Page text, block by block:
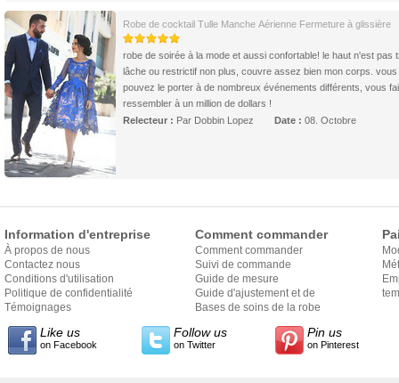
Robe de cocktail Tulle Manche Aérienne Fermeture à glissière
robe de soirée à la mode et aussi confortable! le haut n'est pas
lâche ou restrictif non plus, couvre assez bien mon corps. vous
pouvez le porter à de nombreux événements différents, vous
ressembler à un million de dollars !
Relecteur : Par Dobbin Lopez Date : 08. Octobre
Information d'entreprise
À propos de nous
Contactez nous
Conditions d'utilisation
Politique de confidentialité
Témoignages
Comment commander
Comment commander
Suivi de commande
Guide de mesure
Guide d'ajustement et de
style
Bases de soins de la robe
Like us
on Facebook
Follow us
on Twitter
Pin us
on Pinterest